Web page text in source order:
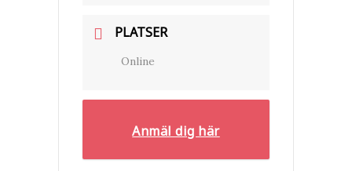
PLATSER
Online
Anmäl dig här